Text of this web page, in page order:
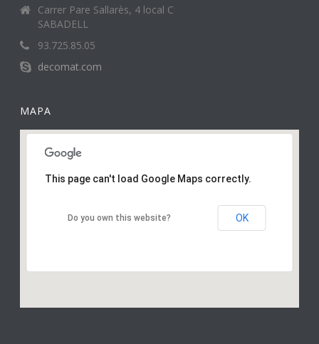
Carrer Pare Sallarès, 4 local C
SABADELL
93.725.85.05
decomat.com
MAPA
This page can't load Google Maps correctly.
Do you own this website? OK